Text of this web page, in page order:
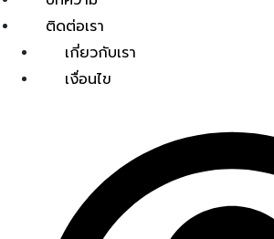
ติดต่อเรา
เกี่ยวกับเรา
เงื่อนไข